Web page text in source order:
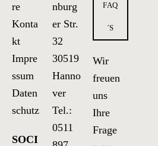
re
Konta
kt
Impre
ssum
Daten
schutz
SOCI
nburg
er Str.
32
30519
Hanno
ver
Tel.:
0511
FAQ
´S
Wir
freuen
uns
Ihre
Frage